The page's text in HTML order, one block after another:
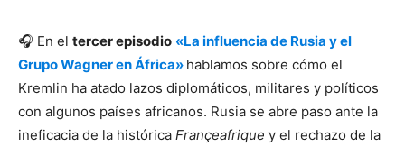
🎧 En el tercer episodio «La influencia de Rusia y el
Grupo Wagner en África» hablamos sobre cómo el
Kremlin ha atado lazos diplomáticos, militares y políticos
con algunos países africanos. Rusia se abre paso ante la
ineficacia de la histórica Françeafrique y el rechazo de la